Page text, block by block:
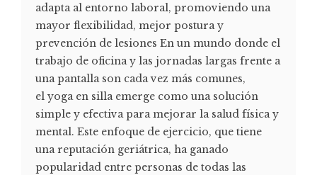
adapta al entorno laboral, promoviendo una
mayor flexibilidad, mejor postura y
prevención de lesiones En un mundo donde el
trabajo de oficina y las jornadas largas frente a
una pantalla son cada vez más comunes,
el yoga en silla emerge como una solución
simple y efectiva para mejorar la salud física y
mental. Este enfoque de ejercicio, que tiene
una reputación geriátrica, ha ganado
popularidad entre personas de todas las